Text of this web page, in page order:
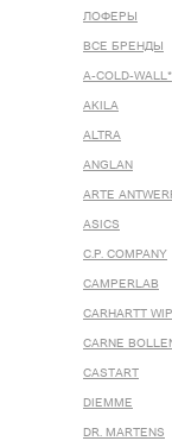
ЛОФЕРЫ
ВСЕ БРЕНДЫ
A-COLD-WALL*
AKILA
ALTRA
ANGLAN
ARTE
ASICS
C.P. COMPANY
CAMPERLAB
CARHARTT WIP
CARNE
CASTART
DIEMME
DR. MARTENS